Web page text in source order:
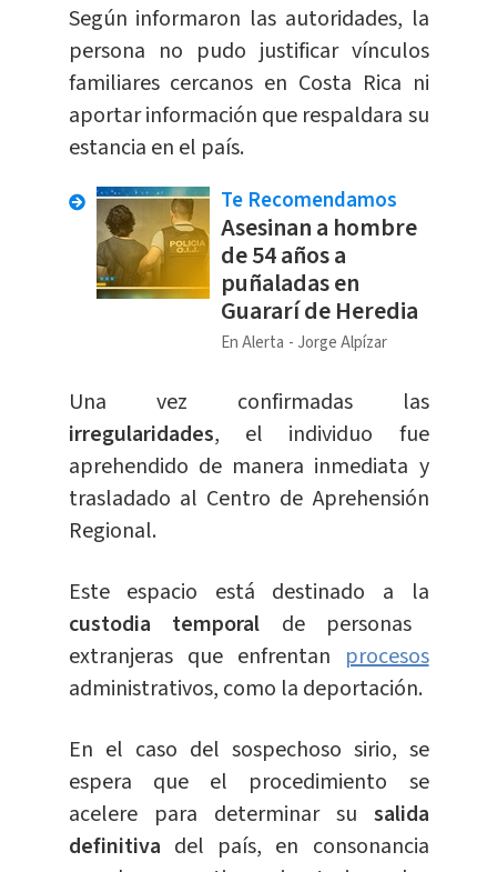
Según informaron las autoridades, la
persona no pudo justificar vínculos
familiares cercanos en Costa Rica ni
aportar información que respaldara su
estancia en el país.
Te Recomendamos
Asesinan a hombre
de 54 años a
puñaladas en
Guararí de Heredia
En Alerta Jorge Alpízar
Una vez confirmadas las
irregularidades, el individuo fue
aprehendido de manera inmediata y
trasladado al Centro de Aprehensión
Regional.
Este espacio está destinado a la
custodia temporal de personas
extranjeras que enfrentan procesos
administrativos, como la deportación.
En el caso del sospechoso sirio, se
espera que el procedimiento se
acelere para determinar su salida
definitiva del país, en consonancia